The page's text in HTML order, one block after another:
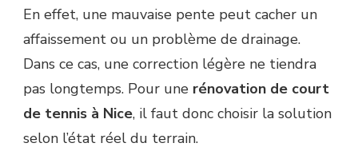
En effet, une mauvaise pente peut cacher un
affaissement ou un problème de drainage.
Dans ce cas, une correction légère ne tiendra
pas longtemps. Pour une rénovation de court
de tennis à Nice, il faut donc choisir la solution
selon l’état réel du terrain.